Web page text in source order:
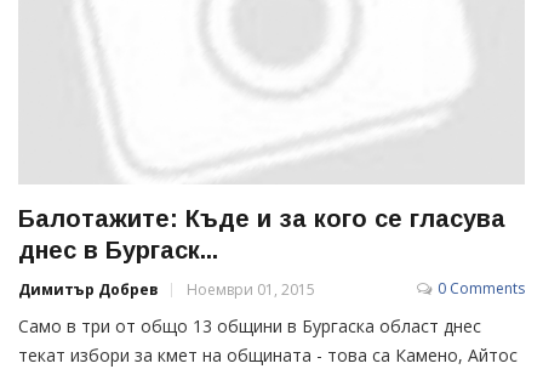
Балотажите: Къде и за кого се гласува
днес в Бургаск...
Димитър Добрев Ноември 01, 2015 0 Comments
Само в три от общо 13 общини в Бургаска област днес
текат избори за кмет на общината - това са Камено, Айтос